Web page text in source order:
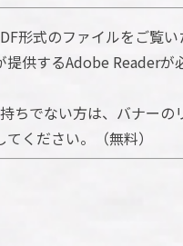
形式のファイルをご覧
提供するAdobe Readerが
ちでない方は、バナーの
ください。（無料）